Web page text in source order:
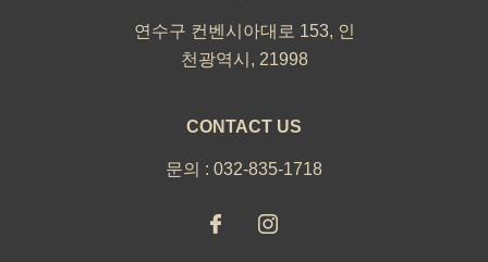
연수구 컨벤시아대로 153, 인
천광역시 , 21998
CONTACT US
문의 : 032-835-1718